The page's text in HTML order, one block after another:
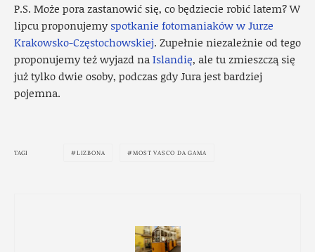
P.S. Może pora zastanowić się, co będziecie robić latem? W
lipcu proponujemyspotkanie fotomaniaków w Jurze
Krakowsko-Częstochowskiej. Zupełnie niezależnie od tego
proponujemy też wyjazd naIslandię, ale tu zmieszczą się
już tylko dwie osoby, podczas gdy Jura jest bardziej
pojemna.
TAGI LIZBONA MOST VASCO DA GAMA